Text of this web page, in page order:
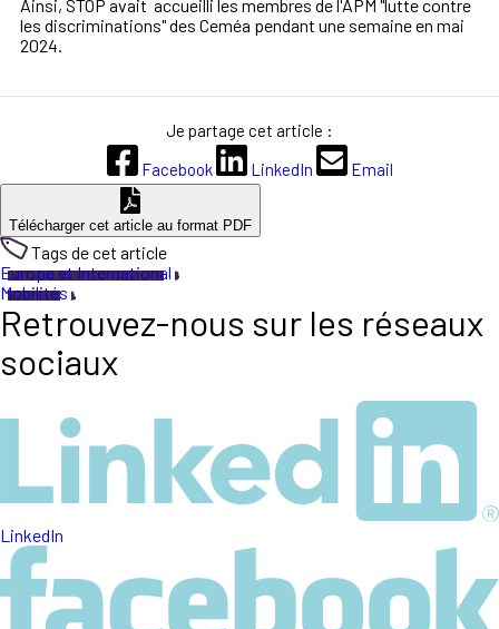
Ainsi, STOP avait accueilli les membres de l'APM "lutte contre
les discriminations" des Ceméa pendant une semaine en mai
2024
Je partage cet article :
Facebook
LinkedIn Email
Télécharger cet article au format PDF
Tags de cet article
Europe et International
Mobilités
Retrouvez-nous sur les réseaux
sociaux
LinkedIn